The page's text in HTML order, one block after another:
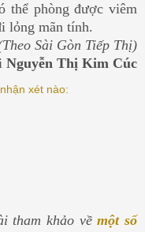
thể phòng được viêm
lỏng mãn tính.
Sài Gòn Tiếp Thị)
Nguyễn Thị Kim Cúc
xét nào:
tham khảo vềmột số